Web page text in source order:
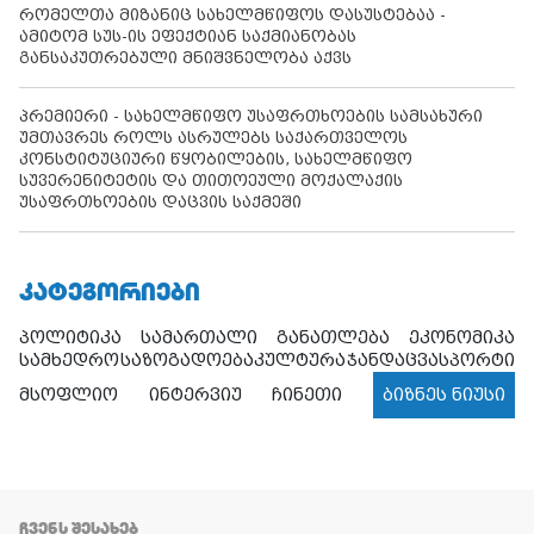
რომელთა მიზანიც სახელმწიფოს დასუსტებაა -
ამიტომ სუს-ის ეფექტიან საქმიანობას
განსაკუთრებული მნიშვნელობა აქვს
პრემიერი - სახელმწიფო უსაფრთხოების სამსახური
უმთავრეს როლს ასრულებს საქართველოს
კონსტიტუციური წყობილების, სახელმწიფო
სუვერენიტეტის და თითოეული მოქალაქის
უსაფრთხოების დაცვის საქმეში
ᲙᲐᲢᲔᲒᲝᲠᲘᲔᲑᲘ
პოლიტიკა სამართალი განათლება
ეკონომიკა
სამხედროსაზოგადოებაკულტურაჯანდაცვასპორტი
მსოფლიო
ინტერვიუ ჩინეთი ბიზნეს ნიუსი
ᲩᲕᲔᲜᲡ ᲨᲔᲡᲐᲮᲔᲑ